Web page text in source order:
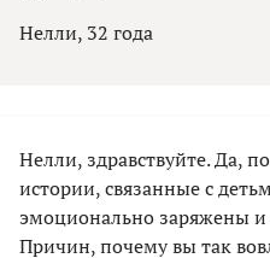
Нелли, 32 года
Нелли, здравствуйте. Да,
истории, связанные с
эмоционально заряжены
Причин, почему вы так